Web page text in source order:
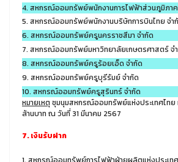
4. สหกรณ์ออมทรัพย์พนักงานการไฟฟ้าส่วนภูมิภา
5. สหกรณ์ออมทรัพย์พนักงานบริษัทการบินไทย จำ
6. สหกรณ์ออมทรัพย์ครูนครราชสีมา จำกัด
7. สหกรณ์ออมทรัพย์มหาวิทยาลัยเกษตรศาสตร์ จ
8. สหกรณ์ออมทรัพย์ครูร้อยเอ็ด จำกัด
9. สหกรณ์ออมทรัพย์ครูบุรีรัมย์ จำกัด
10. สหกรณ์ออมทรัพย์ครูสุรินทร์ จำกัด
หมายเหตุ ชุมนุมสหกรณ์ออมทรัพย์แห่งประเทศไทย
ล้านบาท ณ วันที่ 31 มีนาคม 2567
7. เงินรับฝาก